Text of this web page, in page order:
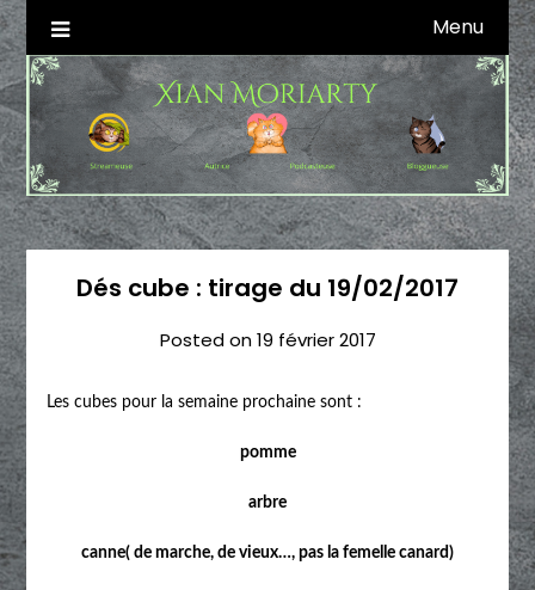
Skip
to
content
Xian Moriarty
Autrice SFFF & Blogueuse & Streameuse Menu
Dés cube : tirage du 19/02/2017
Posted on19 février 2017
Les cubes pour la semaine prochaine sont :
pomme
arbre
canne( de marche, de vieux…, pas la femelle canard)